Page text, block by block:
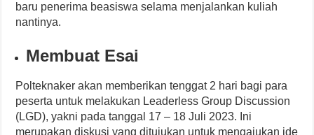
baru penerima beasiswa selama menjalankan kuliah
nantinya.
Membuat Esai
Polteknaker akan memberikan tenggat 2 hari bagi para
peserta untuk melakukan Leaderless Group Discussion
(LGD), yakni pada tanggal 17 – 18 Juli 2023. Ini
merupakan diskusi yang ditujukan untuk mengajukan ide